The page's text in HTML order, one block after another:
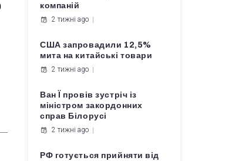
компаній
2 тижні ago
США запровадили 12,5%
мита на китайські товари
2 тижні ago
Ван Ї провів зустріч із
міністром закордонних
справ Білорусі
2 тижні ago
РФ готується прийняти від